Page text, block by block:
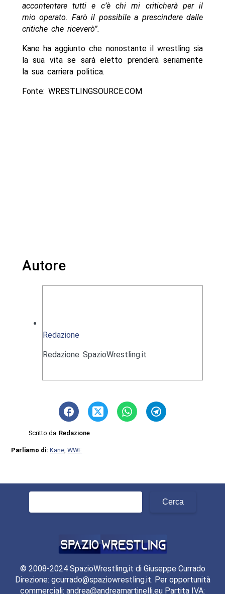
accontentare tutti e c’è chi mi criticherà per il
mio operato. Farò il possibile a prescindere dalle
critiche che riceverò”.
Kane ha aggiunto che nonostante il wrestling sia
la sua vita se sarà eletto prenderà seriamente
la sua carriera politica.
Fonte: WRESTLINGSOURCE.COM
Autore
Redazione
Redazione SpazioWrestling.it
Scritto da Redazione
Parliamo di:Kane,WWE
Ricerca
© 2008-2024 SpazioWrestling,it di Giuseppe Currado
Direzione: gcurrado@spaziowrestling.it. Per opportunità
commerciali: andrea@andreamartinelli.eu Partita IVA: